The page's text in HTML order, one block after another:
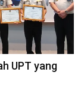
UPT yang